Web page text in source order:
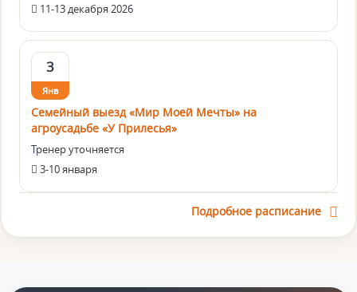
11-13 декабря 2026
3
Янв
Семейный выезд «Мир Моей Мечты» на
агроусадьбе «У Прилесья»
Тренер уточняется
3-10 января
Подробное расписание